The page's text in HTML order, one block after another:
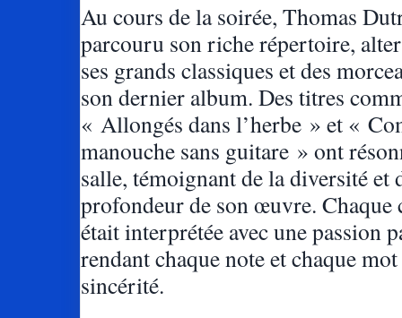
Au cours de la soirée, Thomas
parcouru son riche répertoire,
ses grands classiques et des
son dernier album. Des titres
« Allongés dans l’herbe » et «
manouche sans guitare » ont
salle, témoignant de la diversité et
profondeur de son œuvre. Chaque
était interprétée avec une passion
rendant chaque note et chaque
sincérité.